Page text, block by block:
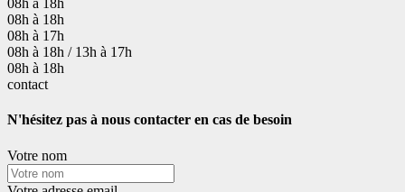
08h à 18h
08h à 18h
08h à 17h
08h à 18h / 13h à 17h
08h à 18h
contact
N'hésitez pas à nous contacter en cas de besoin
Votre nom